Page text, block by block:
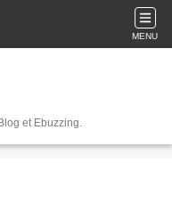
MENU
et Ebuzzing.